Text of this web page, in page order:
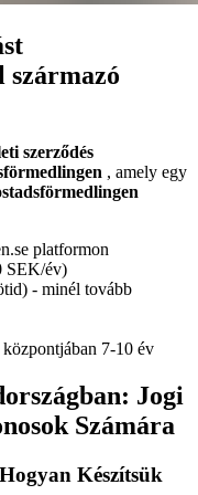
származó
szerződés
, amely egy
platformon
SEK/év)
- minél tovább
7-10 év
Jogi
Számára
Készítsük